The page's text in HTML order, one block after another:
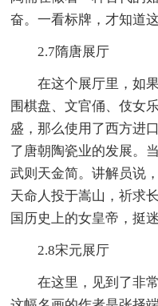
奋。一看标牌，才知道
2.7隋唐展厅
在这个展厅里，如果
围棋盘、文官俑、伎女
盛，那么使用了西方进
了唐朝陶瓷业的发展。
武则天金简。讲解员说
天命人投于嵩山，祈求
国历史上的女皇帝，挺迷
2.8宋元展厅
在这里，见到了非常